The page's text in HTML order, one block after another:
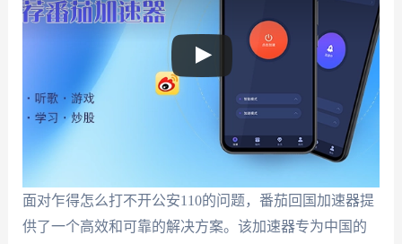
面对乍得怎么打不开公安110的问题，番茄回国加速器提
供了一个高效和可靠的解决方案。该加速器专为中国的